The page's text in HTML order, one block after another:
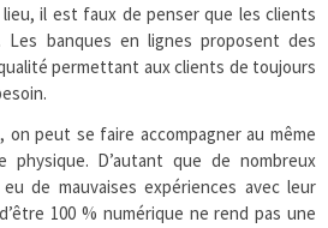
il est faux de penser que les clients
Les banques en lignes proposent des
permettant aux clients de toujours
on peut se faire accompagner au même
physique. D’autant que de nombreux
de mauvaises expériences avec leur
100 % numérique ne rend pas une